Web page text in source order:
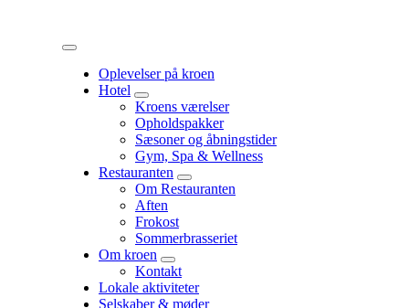
Menu
Oplevelser på kroen
Hotel
expand
child
menu
Kroens værelser
Opholdspakker
Sæsoner og åbningstider
Gym, Spa & Wellness
Restauranten
expand
child
Om Restauranten
Aften
Frokost
Sommerbrasseriet
Om kroen
expand
child
menu
Kontakt
Lokale aktiviteter
Selskaber & møder